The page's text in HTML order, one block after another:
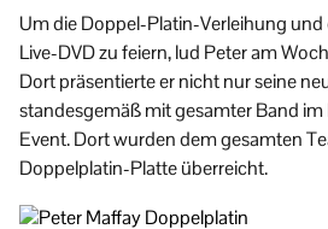
Um die Doppel-Platin-Verleihung
Live-DVD zu feiern, lud Peter am
Dort präsentierte er nicht nur seine
standesgemäß mit gesamter Band
Event. Dort wurden dem gesamten
Doppelplatin-Platte überreicht.